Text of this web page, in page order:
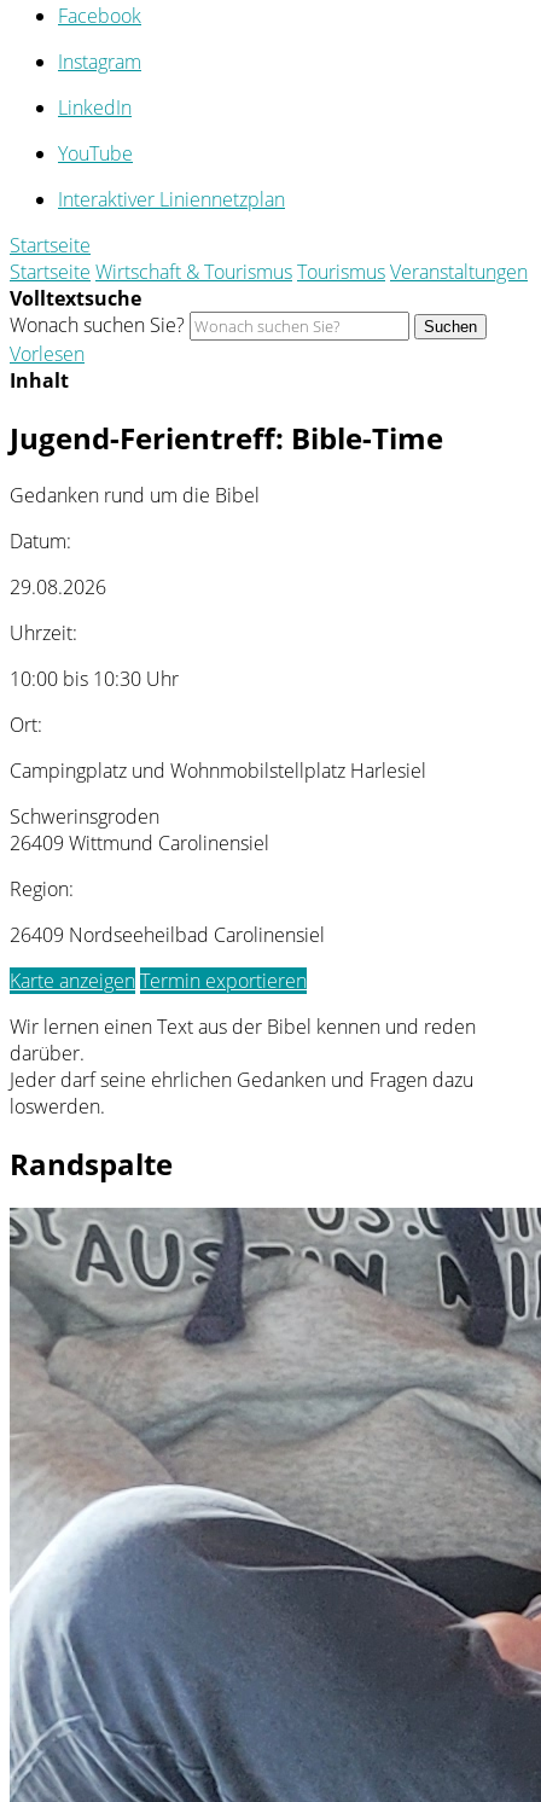
Facebook
Instagram
LinkedIn
YouTube
Interaktiver Liniennetzplan
Startseite
Startseite Wirtschaft & TourismusTourismusVeranstaltungen
Volltextsuche
Wonach suchen Sie?
Suchen
Vorlesen
Inhalt
Jugend-Ferientreff: Bible-Time
Gedanken rund um die Bibel
Datum:
29.08.2026
Uhrzeit:
10:00 bis 10:30 Uhr
Ort:
Campingplatz und Wohnmobilstellplatz Harlesiel
Schwerinsgroden
26409 Wittmund Carolinensiel
Region:
26409 Nordseeheilbad Carolinensiel
Karte anzeigenTermin exportieren
Wir lernen einen Text aus der Bibel kennen und reden
darüber.
Jeder darf seine ehrlichen Gedanken und Fragen dazu
loswerden.
Randspalte